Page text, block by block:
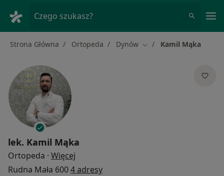
Czego szukasz?
Strona Główna Ortopeda Dynów Zmień miasto
Kamil Mąka
lek. Kamil Mąka
Ortopeda · Więcej
Rudna Mała 6004 adresy